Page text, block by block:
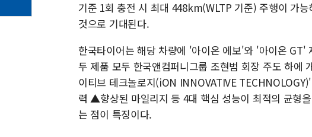
기준 1회 충전 시 최대 448km(WLTP 기준) 주행이 가
것으로 기대된다.
한국타이어는 해당 차량에 '아이온 에보'와 '아이온 GT'
두 제품 모두 한국앤컴퍼니그룹 조현범 회장 주도 하에
이티브 테크놀로지(iON INNOVATIVE
력 ▲향상된 마일리지 등 4대 핵심 성능이 최적의 균형
는 점이 특징이다.